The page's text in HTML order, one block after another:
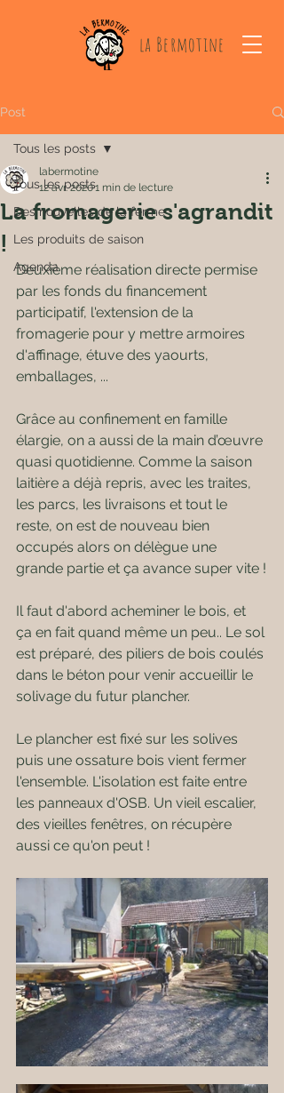
la Bermotine
Post
Tous les posts
Des nouvelles de la ferme
Les produits de saison
Agenda
Tous les posts
La fromagerie s'agrandit
!
labermotine
12 avr. 20201 min de lecture
Deuxième réalisation directe permise
par les fonds du financement
participatif, l'extension de la
fromagerie pour y mettre armoires
d'affinage, étuve des yaourts,
emballages, ...
Grâce au confinement en famille
élargie, on a aussi de la main d’œuvre
quasi quotidienne. Comme la saison
laitière a déjà repris, avec les traites,
les parcs, les livraisons et tout le
reste, on est de nouveau bien
occupés alors on délègue une
grande partie et ça avance super vite !
Il faut d'abord acheminer le bois, et
ça en fait quand même un peu.. Le sol
est préparé, des piliers de bois coulés
dans le béton pour venir accueillir le
solivage du futur plancher.
Le plancher est fixé sur les solives
puis une ossature bois vient fermer
l'ensemble. L'isolation est faite entre
les panneaux d'OSB. Un vieil escalier,
des vieilles fenêtres, on récupère
aussi ce qu'on peut !